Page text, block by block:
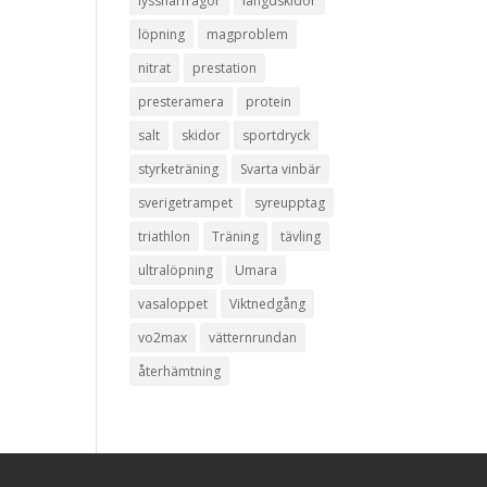
löpning
magproblem
nitrat
prestation
presteramera
protein
salt
skidor
sportdryck
styrketräning
Svarta vinbär
sverigetrampet
syreupptag
triathlon
Träning
tävling
ultralöpning
Umara
vasaloppet
Viktnedgång
vo2max
vätternrundan
återhämtning